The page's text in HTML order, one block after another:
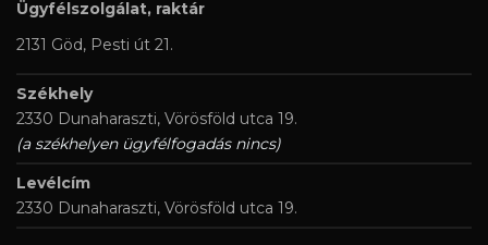
Ügyfélszolgálat, raktár
2131 Göd, Pesti út 21.
Székhely
2330 Dunaharaszti, Vörösföld utca 19.
(a székhelyen ügyfélfogadás nincs)
Levélcím
2330 Dunaharaszti, Vörösföld utca 19.